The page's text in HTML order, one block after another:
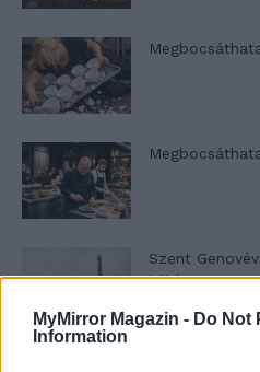
MyMirror Magazin - Do Not
Information
Szent
jelképe